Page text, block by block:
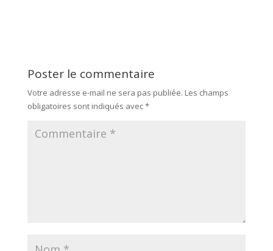
Poster le commentaire
Votre adresse e-mail ne sera pas publiée. Les champs
obligatoires sont indiqués avec*